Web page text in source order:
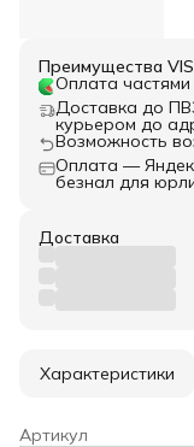
Преимущества
Оплата частями
Доставка до
курьером до
Возможность
Оплата —
безнал для
Доставка
Характеристики
Артикул